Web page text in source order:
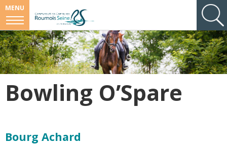
MENU
Bowling O’Spare
Bourg Achard